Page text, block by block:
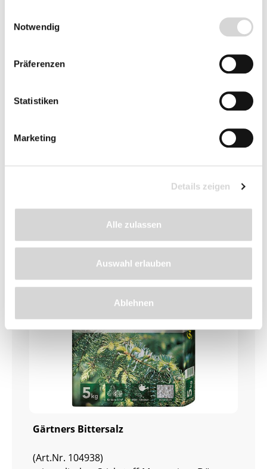
Notwendig
Präferenzen
Statistiken
Marketing
Details zeigen
Alle zulassen
Auswahl erlauben
Ablehnen
Flasche mit 1 Liter Inhalt
ab 9,99 € *
zzgl. Versandkosten
Lieferzeit: 3 - 5 Werktage
Gärtners Bittersalz
(Art.Nr. 104938)